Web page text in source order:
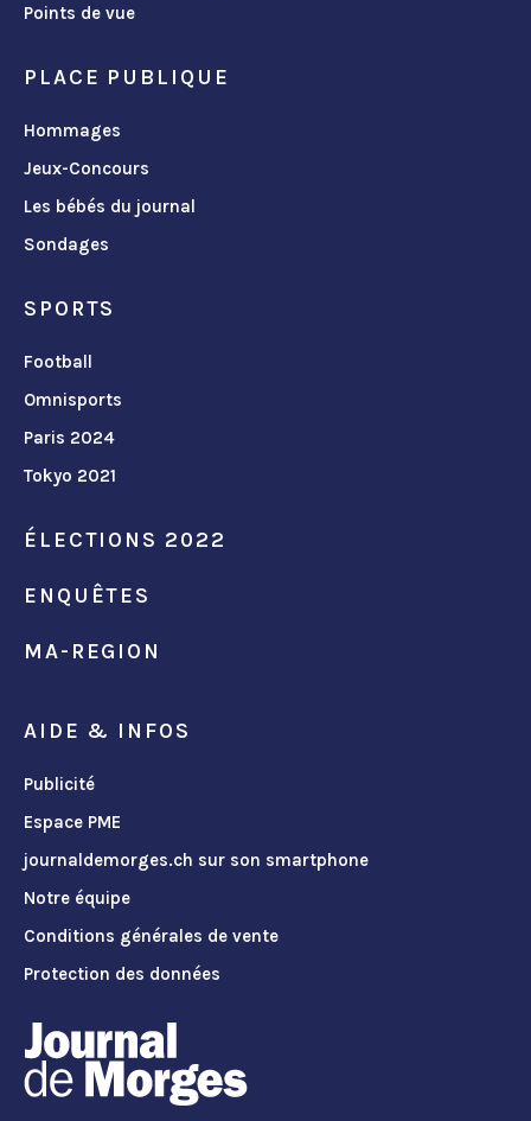
Points de vue
PLACE PUBLIQUE
Hommages
Jeux-Concours
Les bébés du journal
Sondages
SPORTS
Football
Omnisports
Paris 2024
Tokyo 2021
ÉLECTIONS 2022
ENQUÊTES
MA-REGION
AIDE & INFOS
Publicité
Espace PME
journaldemorges.ch sur son smartphone
Notre équipe
Conditions générales de vente
Protection des données